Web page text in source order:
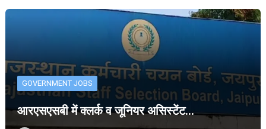
GOVERNMENT JOBS
आरएसएसबी में क्लर्क व जूनियर असिस्टेंट…